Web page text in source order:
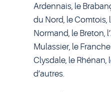
Ardennais, le
du Nord, le Comtois,
Normand, le Breton,
Mulassier, le
Clysdale, le Rhénan,
d’autres.